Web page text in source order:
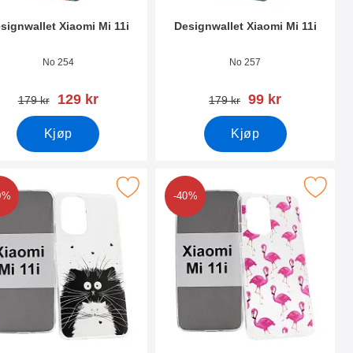
Xiaomi Mi 11i
40627
No 254
gammel pris
179 kr ny pris
129 kr
Kjøp
Designwallet Xiaomi Mi 11i
Varenummer 40626
No 257
gammel pris
179 kr ny pris
99 kr
Kjøp
favoritt
tPU Designdeksel Xiaomi Mi 11i som favoritt
-40%
Merk tPU Designdeksel